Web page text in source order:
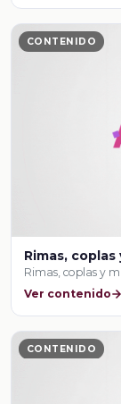
CONTENIDO
Rimas, coplas
Rimas, coplas y
Ver contenido
CONTENIDO